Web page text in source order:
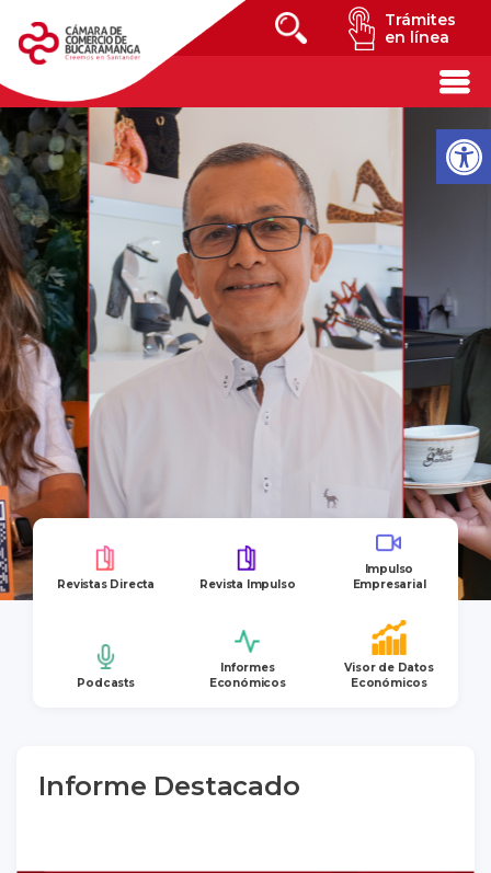
Trámites
en línea
Revistas Directa Revista Impulso
Impulso
Empresarial
Podcasts
Informes
Económicos
Visor de Datos
Económicos
Informe Destacado